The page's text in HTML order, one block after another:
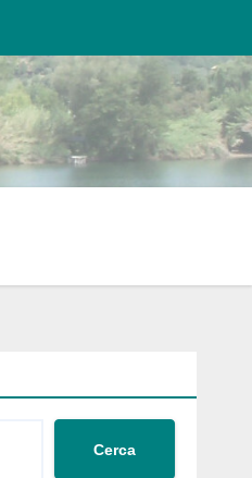
Cerca